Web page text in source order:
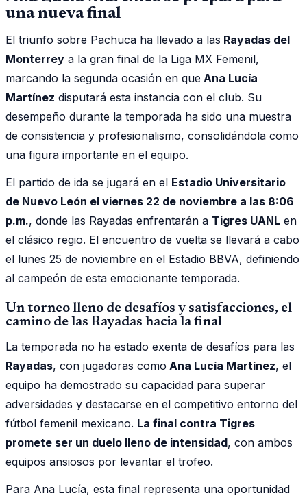
una nueva final
El triunfo sobre Pachuca ha llevado a las Rayadas del
Monterrey a la gran final de la Liga MX Femenil,
marcando la segunda ocasión en que Ana Lucía
Martínez disputará esta instancia con el club. Su
desempeño durante la temporada ha sido una muestra
de consistencia y profesionalismo, consolidándola como
una figura importante en el equipo.
El partido de ida se jugará en el Estadio Universitario
de Nuevo León el viernes 22 de noviembre a las 8:06
p.m., donde las Rayadas enfrentarán a Tigres UANL en
el clásico regio. El encuentro de vuelta se llevará a cabo
el lunes 25 de noviembre en el Estadio BBVA, definiendo
al campeón de esta emocionante temporada.
Un torneo lleno de desafíos y satisfacciones, el
camino de las Rayadas hacia la final
La temporada no ha estado exenta de desafíos para las
Rayadas, con jugadoras como Ana Lucía Martínez, el
equipo ha demostrado su capacidad para superar
adversidades y destacarse en el competitivo entorno del
fútbol femenil mexicano. La final contra Tigres
promete ser un duelo lleno de intensidad, con ambos
equipos ansiosos por levantar el trofeo.
Para Ana Lucía, esta final representa una oportunidad